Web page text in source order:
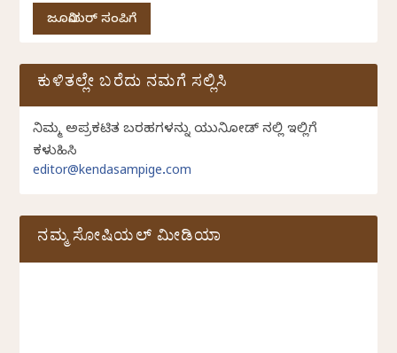
ಜೂನಿಯರ್ ಸಂಪಿಗೆ
ಕುಳಿತಲ್ಲೇ ಬರೆದು ನಮಗೆ ಸಲ್ಲಿಸಿ
ನಿಮ್ಮ ಅಪ್ರಕಟಿತ ಬರಹಗಳನ್ನು ಯುನಿಕೋಡ್ ನಲ್ಲಿ ಇಲ್ಲಿಗೆ
ಕಳುಹಿಸಿ
editor@kendasampige.com
ನಮ್ಮ ಸೋಷಿಯಲ್‌ ಮೀಡಿಯಾ